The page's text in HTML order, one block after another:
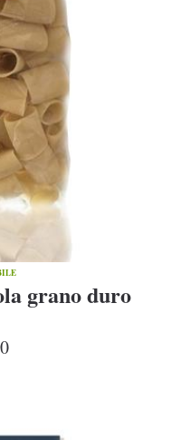
grano duro